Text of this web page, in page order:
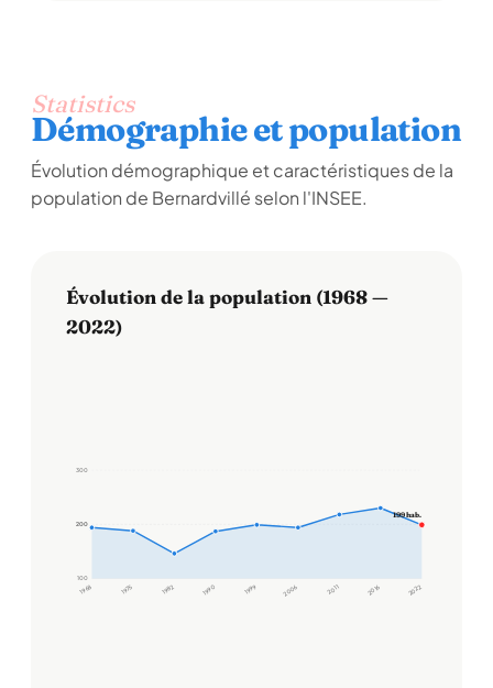
Statistics
Démographie et population
Évolution démographique et caractéristiques de la
population de Bernardvillé selon l'INSEE.
Évolution de la population (1968 —
2022)
100
200
200
300
1968 1975 1982 1990 1999 2006 2011 2016 2022
199 hab.